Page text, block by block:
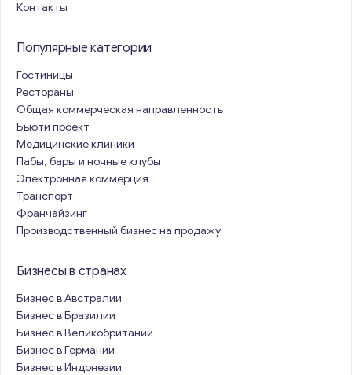
Контакты
Популярные категории
Гостиницы
Рестораны
Общая коммерческая направленность
Бьюти проект
Медицинские клиники
Пабы, бары и ночные клубы
Электронная коммерция
Транспорт
Франчайзинг
Производственный бизнес на продажу
Бизнесы в странах
Бизнес в Австралии
Бизнес в Бразилии
Бизнес в Великобритании
Бизнес в Германии
Бизнес в Индонезии